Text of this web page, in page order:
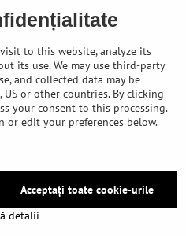
pot face asta?
Shimano.
a căștii?
Schwalbe.
STORES L.T.D.
Declarația de confidențialitate
to this website, analyze its
its use. We may use third-party
and collected data may be
or other countries. By clicking
your consent to this processing.
or edit your preferences below.
detalii
Acceptați toate cookie-urile